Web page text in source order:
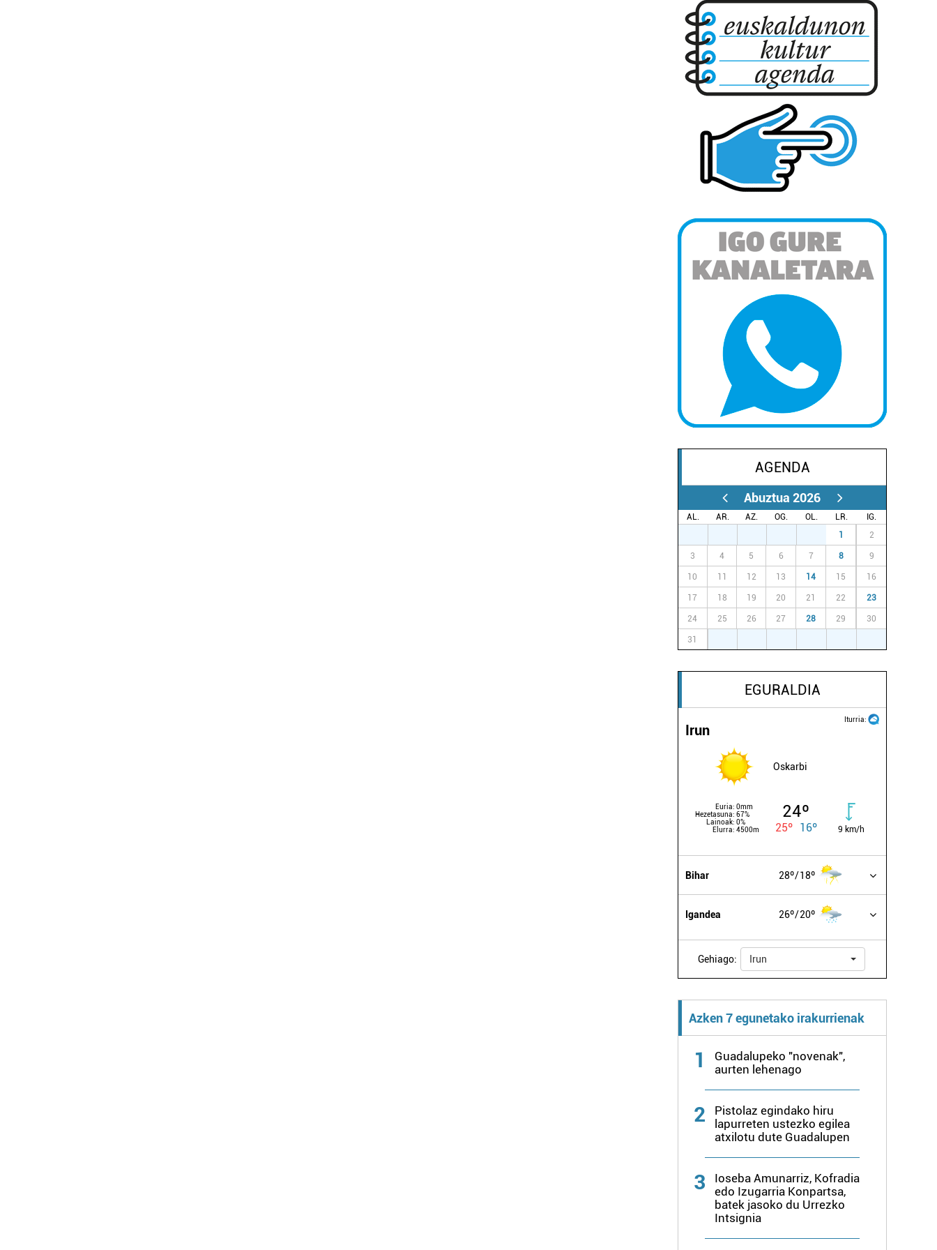
AGENDA
Abuztua 2026
AL. AR. AZ. OG. OL. LR.
IG.
1 2
3 4 5 6 7 8 9
10 11 12 13 14 15 16
17 18 19 20 21 22 23
24 25 26 27 28 29 30
31
EGURALDIA
Iturria:
Irun
Oskarbi
Euria: 0mm
Hezetasuna: 67%
Lainoak: 0%
Elurra: 4500m
24º
25º 16º 9 km/h
Bihar 28º 18º
Igandea 26º 20º
Gehiago: Irun
Azken 7 egunetako irakurrienak
1
Guadalupeko "novenak",
aurten lehenago
2
Pistolaz egindako hiru
lapurreten ustezko egilea
atxilotu dute Guadalupen
3
Ioseba Amunarriz, Kofradia
edo Izugarria Konpartsa,
batek jasoko du Urrezko
Intsignia